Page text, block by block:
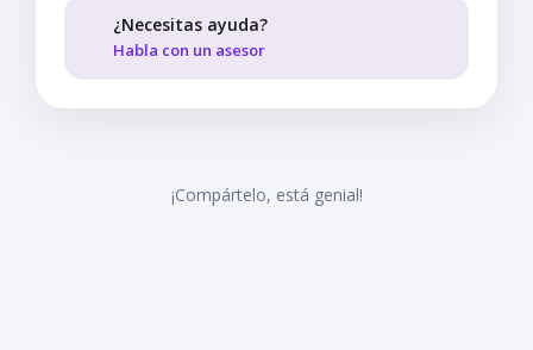
¿Necesitas ayuda?
Habla con un asesor
¡Compártelo, está genial!